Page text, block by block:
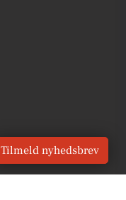
Tilmeld nyhedsbrev